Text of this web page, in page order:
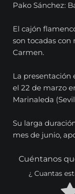
Pako Sánchez:
El cajón
son tocadas con
Carmen.
La presentación
el 22 de marzo
Marinaleda
Su larga
mes de junio,
Cuéntanos
¿ Cuantas